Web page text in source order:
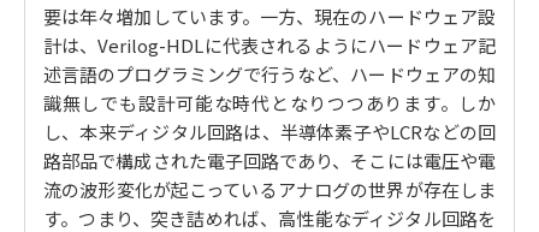
直流電源の重要性 / ～安定した直流を得るには？～ / ノ
イズの発生と対処 / ～ノイズはどこからやってくるの？
～ / A/D変換・D/A変換について / ～アナログとデジタ
ルの仲をとりもつ～ / 回路の実際 / ～理想と現実のギャ
ップを埋めるために～
要は年々増加しています。一方、現在のハードウェア設
計は、Verilog-HDLに代表されるようにハードウェア記
述言語のプログラミングで行うなど、ハードウェアの知
識無しでも設計可能な時代となりつつあります。しか
し、本来ディジタル回路は、半導体素子やLCRなどの回
路部品で構成された電子回路であり、そこには電圧や電
流の波形変化が起こっているアナログの世界が存在しま
す。つまり、突き詰めれば、高性能なディジタル回路を